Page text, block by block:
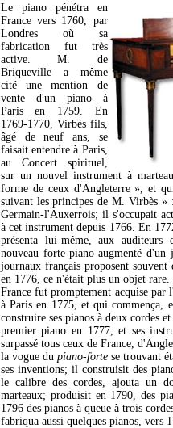
Le piano pénétra en
France vers 1760, par
Londres où sa
fabrication fut très
active. M. de
Briqueville a même
cité une mention de
vente d'un piano à
Paris en 1759. En
1769-1770, Virbès fils,
âgé de neuf ans, se
faisait entendre à Paris,
au Concert spirituel,
sur un nouvel instrument à
forme de ceux d'Angleterre », et
suivant les principes de M. Virbès
Germain-l'Auxerrois; il s'occupait
à cet instrument depuis 1766. En
présenta lui-même, aux
nouveau forte-piano augmenté
journaux français proposent
en 1776, ce n'était plus un objet
France fut promptement acquise par
à Paris en 1775, et qui commença,
construire ses pianos à deux cordes
premier piano en 1777, et ses
surpassé tous ceux de France,
la vogue du piano-fortese trouvant
ses inventions; il construisit des
le calibre des cordes, ajouta un
marteaux; produisit en 1790, des
1796 des pianos à queue à trois
fabriqua aussi quelques pianos, vers